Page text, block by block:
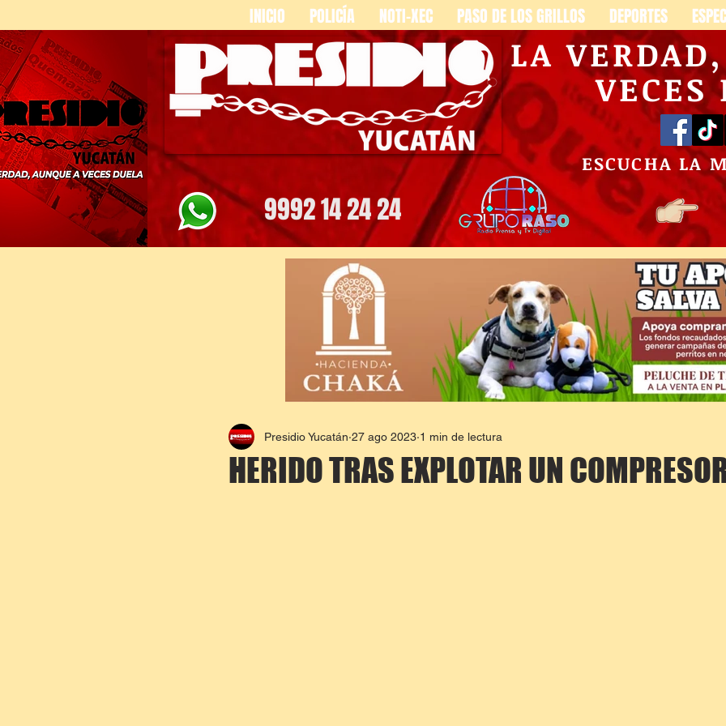
INICIO POLICÍA NOTI-XEC PASO DE LOS GRILLOS DEPORTES
LA
VECES
ESCUCHA LA
9992 14 24 24
HERIDO TRAS EXPLOTAR UN
Presidio Yucatán 27 ago 2023 1 min de lectura